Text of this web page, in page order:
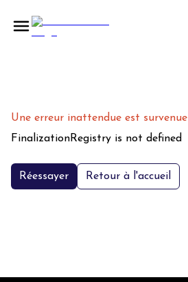
Une erreur inattendue est survenue
FinalizationRegistry is not defined
Réessayer Retour à l'accueil